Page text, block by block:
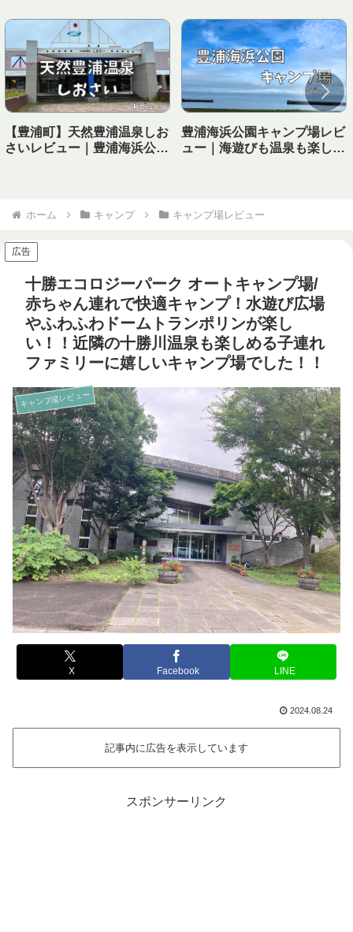
【豊浦町】天然豊浦温泉しお
さいレビュー｜豊浦海浜公園
豊浦海浜公園キャンプ場レビ
ュー｜海遊びも温泉も楽しめ
ホーム キャンプ キャンプ場レビュー
広告
十勝エコロジーパーク オートキャンプ場/
赤ちゃん連れで快適キャンプ！水遊び広場
やふわふわドームトランポリンが楽し
い！！近隣の十勝川温泉も楽しめる子連れ
ファミリーに嬉しいキャンプ場でした！！
キャンプ場レビュー
X Facebook LINE
2024.08.24
記事内に広告を表示しています
スポンサーリンク